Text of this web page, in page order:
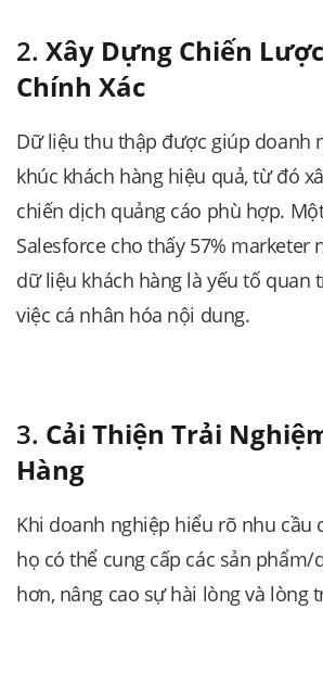
2. Xây Dựng Chiến
Chính Xác
Dữ liệu thu thập được giúp doanh
khúc khách hàng hiệu quả, từ đó
chiến dịch quảng cáo phù hợp.
Salesforce cho thấy 57% marketer
dữ liệu khách hàng là yếu tố quan
việc cá nhân hóa nội dung.
3. Cải Thiện Trải
Hàng
Khi doanh nghiệp hiểu rõ nhu cầu
họ có thể cung cấp các sản
hơn, nâng cao sự hài lòng và lòng